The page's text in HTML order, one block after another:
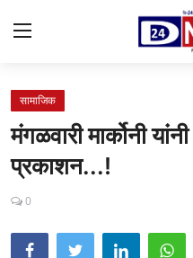
Gallery
राष्ट्रीय
महाराष्ट्र
सामाजिक
मंगळवारी मार्कोनी
प्रकाशन...!
0